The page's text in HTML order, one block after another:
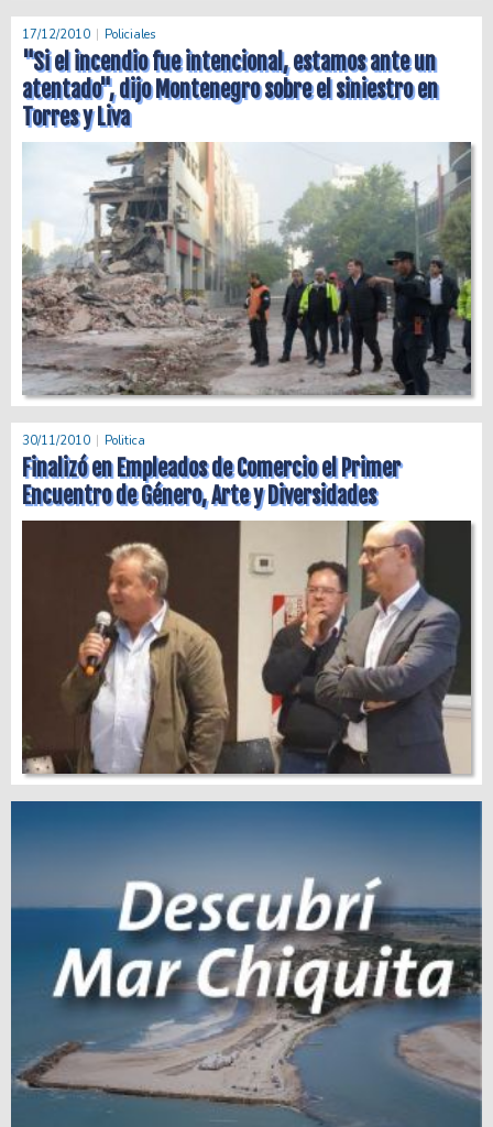
17/12/2010 Policiales
"Si el incendio fue intencional, estamos ante un
atentado", dijo Montenegro sobre el siniestro en
Torres y Liva
30/11/2010 Politica
Finalizó en Empleados de Comercio el Primer
Encuentro de Género, Arte y Diversidades